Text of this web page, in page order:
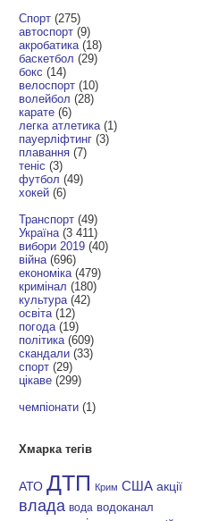
Спорт (275)
автоспорт (9)
акробатика (18)
баскетбол (29)
бокс (14)
велоспорт (10)
волейбол (28)
карате (6)
легка атлетика (1)
пауерліфтинг (3)
плавання (7)
теніс (3)
футбол (49)
хокей (6)
Транспорт (49)
Україна (3 411)
вибори 2019 (40)
війна (696)
економіка (479)
кримінал (180)
культура (42)
освіта (12)
погода (19)
політика (609)
скандали (33)
спорт (29)
цікаве (299)
чемпіонати (1)
Хмарка тегів
АТО ДТП Крим США акції
влада вода водоканал